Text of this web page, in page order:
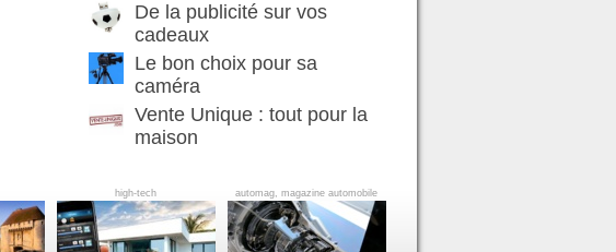
De la publicité sur vos
cadeaux
Le bon choix pour sa
caméra
Vente Unique : tout pour la
maison
high-tech automag, magazine automobile